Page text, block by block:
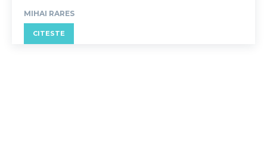
MIHAI RARES
CITESTE